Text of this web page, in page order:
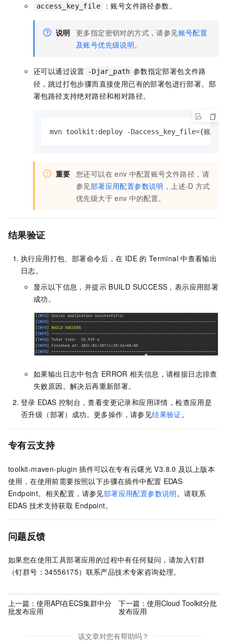
access_key_file ：账号文件路径参数。
说明 更多指定密钥对的方式，请参见账号配置
及账号优先级说明。
还可以通过设置 -Djar_path 参数指定部署包文件路
径，跳过打包步骤而直接使用已有的部署包进行部署。部
署包路径支持绝对路径和相对路径。
mvn toolkit:deploy -
重要 您还可以在 env 中配置账号文件路径，请
参见部署应用配置参数说明 ，上述-D 方式
优先级大于 env 中的配置。
结果验证
执行应用打包、部署命令后，在 IDE 的 Terminal 中查看输出
日志。
显示以下信息，并提示 BUILD SUCCESS ，表示应用部署
成功。
如果输出日志中包含 ERROR 相关信息，请根据日志排查
失败原因。解决后再重新部署。
登录 EDAS 控制台，查看变更记录和应用详情，检查应用是
否升级（部署）成功。更多操作，请参见结果验证。
专有云支持
toolkit-maven-plugin 插件可以在专有云曙光 V3.8.0 及以上版本
使用，在使用前需要按照以下步骤在插件中配置 EDAS
Endpoint。相关配置，请参见部署应用配置参数说明 。请联系
EDAS 技术支持获取 Endpoint。
问题反馈
如果您在使用工具部署应用的过程中有任何疑问，请加入钉群
（钉群号：34556175）联系产品技术专家咨询处理。
上一篇： 使用API在ECS集群中分
批发布应用
下一篇： 使用Cloud Toolkit分批
发布应用
该文章对您有帮助吗？